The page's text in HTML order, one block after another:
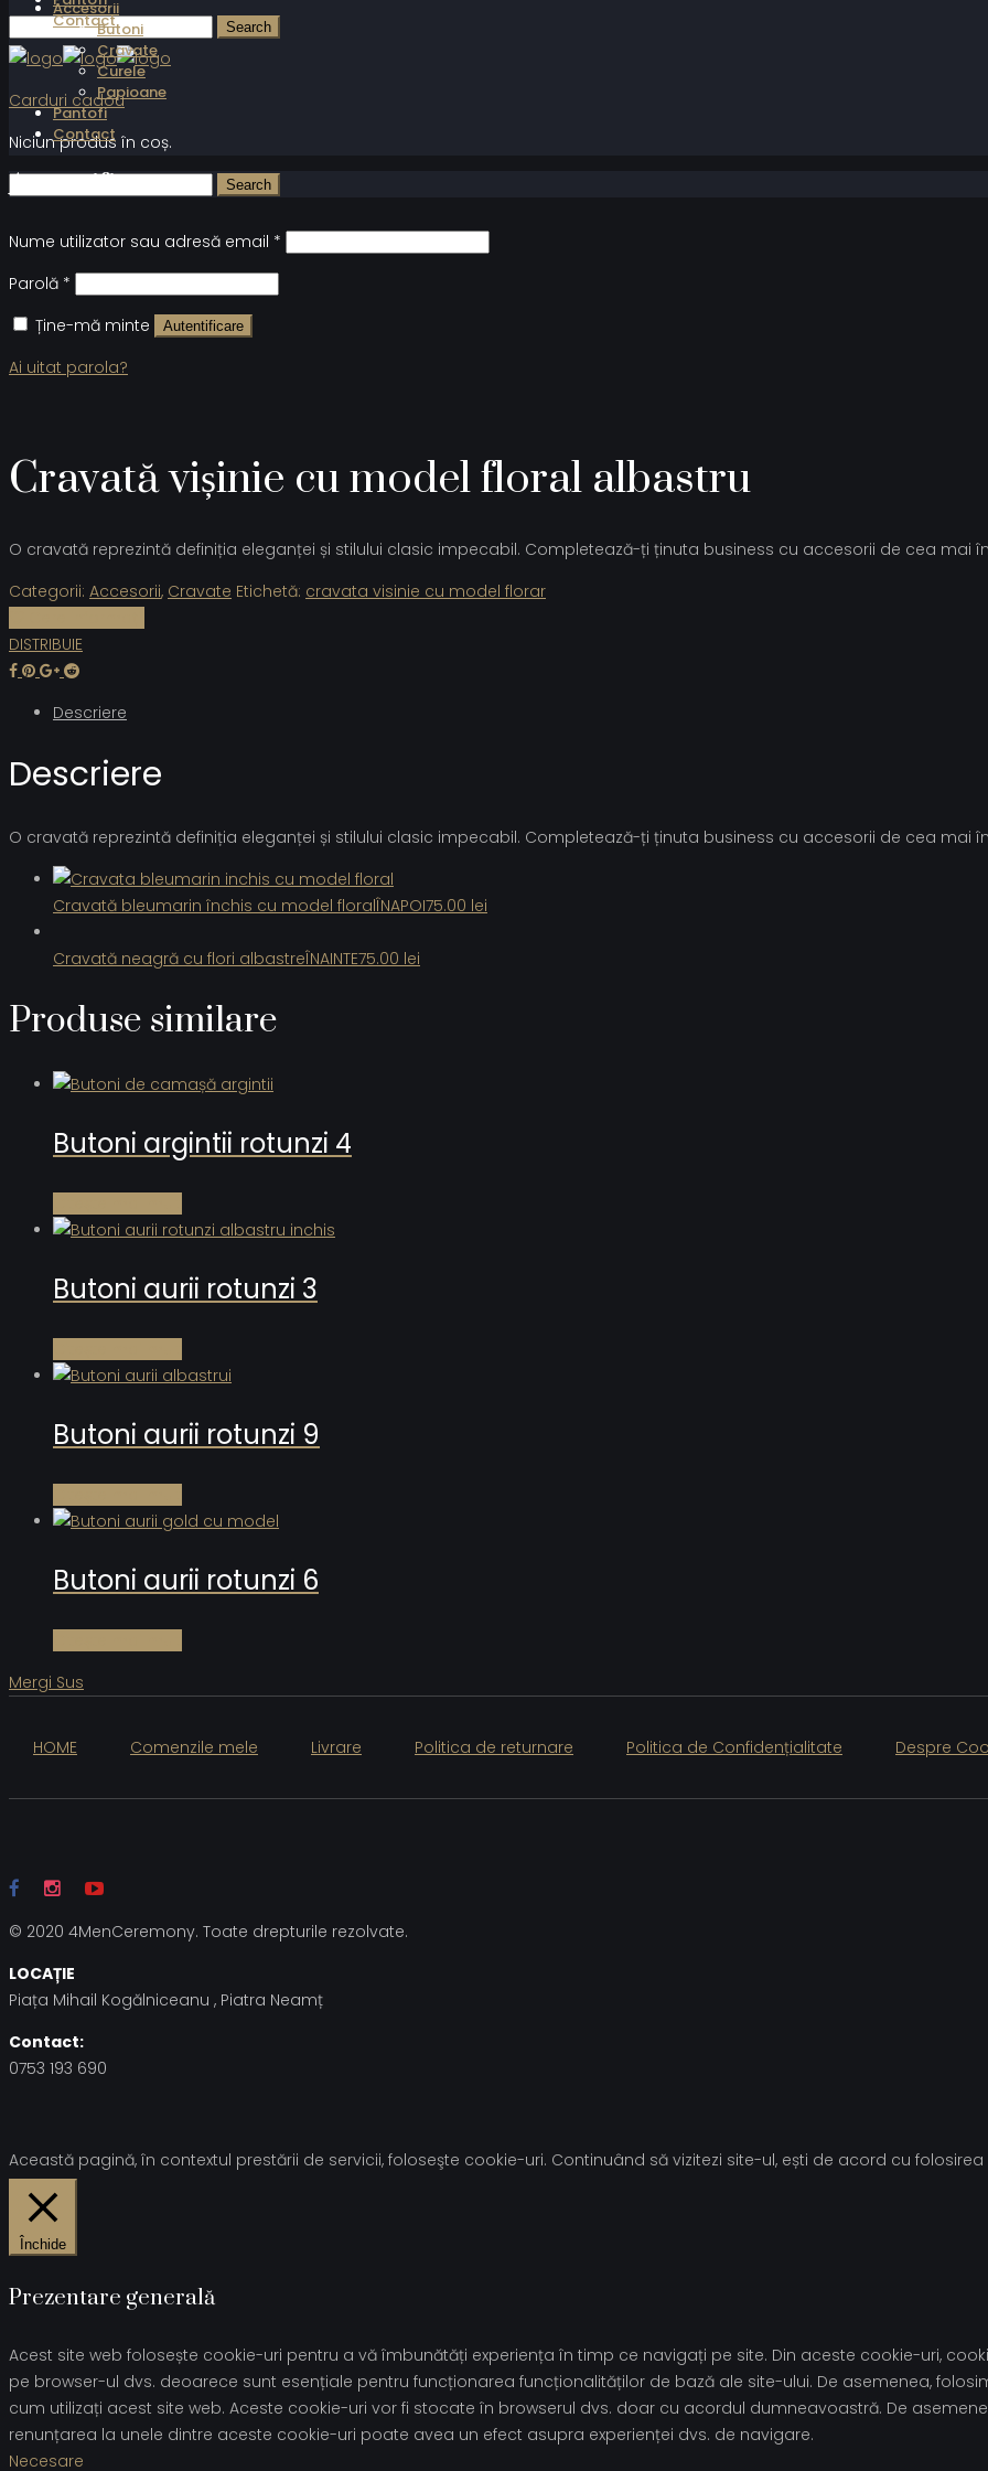
Contact
Carduri cadou
Niciun produs în coș.
Accesorii
Butoni
Cravate
Curele
Papioane
Pantofi
Contact
Autentificare
Nume utilizator sau adresă email *
Parolă *
Ține-mă minte
Autentificare
Ai uitat parola?
Cravată vișinie cu model floral albastru
O cravată reprezintă definiția eleganței și stilului clasic impecabil. Completează-ți ținuta business cu accesorii de cea mai
Categorii: Accesorii, Cravate Etichetă: cravata visinie cu model florar
DISTRIBUIE
Descriere
Descriere
O cravată reprezintă definiția eleganței și stilului clasic impecabil. Completează-ți ținuta business cu accesorii de cea mai
Cravată bleumarin închis cu model floralÎNAPOI75.00 lei
Cravată neagră cu flori albastreÎNAINTE75.00 lei
Produse similare
Butoni argintii rotunzi 4
Butoni aurii rotunzi 3
Butoni aurii rotunzi 9
Butoni aurii rotunzi 6
Mergi Sus
HOME Comenzile mele Livrare Politica de returnare Politica de Confidențialitate Despre
© 2020 4MenCeremony. Toate drepturile rezolvate.
LOCAȚIE
Piața Mihail Kogălniceanu , Piatra Neamț
Contact:
0753 193 690
Această pagină, în contextul prestării de servicii, foloseşte cookie-uri. Continuând să vizitezi site-ul, ești de acord cu folosirea
Închide
Prezentare generală
Acest site web folosește cookie-uri pentru a vă îmbunătăți experiența în timp ce navigați pe site. Din aceste cookie-uri,
pe browser-ul dvs. deoarece sunt esențiale pentru funcționarea funcționalităților de bază ale site-ului. De asemenea,
cum utilizați acest site web. Aceste cookie-uri vor fi stocate în browserul dvs. doar cu acordul dumneavoastră. De
renunțarea la unele dintre aceste cookie-uri poate avea un efect asupra experienței dvs. de navigare.
Necesare